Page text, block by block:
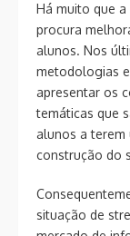
Há muito que
procura
alunos. Nos
metodologias
apresentar os
temáticas que
alunos a terem
construção do
situação de